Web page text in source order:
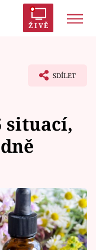
ŽIVĚ
SDÍLET
situací,